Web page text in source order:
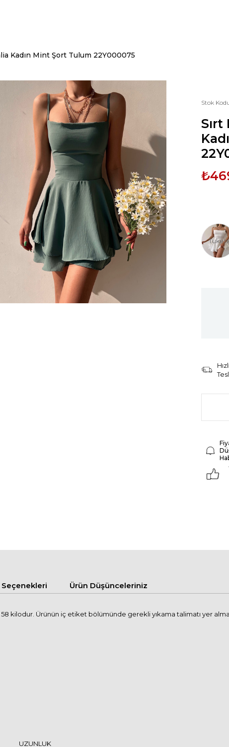
Kadın Mint Şort Tulum 22Y000075
Stok
Hızlı
Ürün Düşünceleriniz
kilodur. Ürünün iç etiket bölümünde gerekli yıkama talimatı yer
UZUNLUK